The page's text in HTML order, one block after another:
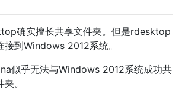
确实擅长共享文件夹。但是rdesktop
接到Windows 2012系统。
似乎无法与Windows 2012系统成功共
。